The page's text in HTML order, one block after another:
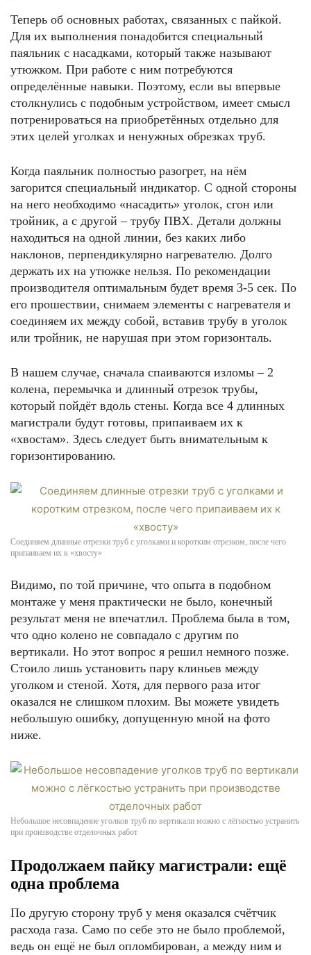
Теперь об основных работах, связанных с пайкой.
Для их выполнения понадобится специальный
паяльник с насадками, который также называют
утюжком. При работе с ним потребуются
определённые навыки. Поэтому, если вы впервые
столкнулись с подобным устройством, имеет смысл
потренироваться на приобретённых отдельно для
этих целей уголках и ненужных обрезках труб.
Когда паяльник полностью разогрет, на нём
загорится специальный индикатор. С одной стороны
на него необходимо «насадить» уголок, сгон или
тройник, а с другой – трубу ПВХ. Детали должны
находиться на одной линии, без каких либо
наклонов, перпендикулярно нагревателю. Долго
держать их на утюжке нельзя. По рекомендации
производителя оптимальным будет время 3-5 сек. По
его прошествии, снимаем элементы с нагревателя и
соединяем их между собой, вставив трубу в уголок
или тройник, не нарушая при этом горизонталь.
В нашем случае, сначала спаиваются изломы – 2
колена, перемычка и длинный отрезок трубы,
который пойдёт вдоль стены. Когда все 4 длинных
магистрали будут готовы, припаиваем их к
«хвостам». Здесь следует быть внимательным к
горизонтированию.
Соединяем длинные отрезки труб с уголками и коротким отрезком, после чего
припаиваем их к «хвосту»
Видимо, по той причине, что опыта в подобном
монтаже у меня практически не было, конечный
результат меня не впечатлил. Проблема была в том,
что одно колено не совпадало с другим по
вертикали. Но этот вопрос я решил немного позже.
Стоило лишь установить пару клиньев между
уголком и стеной. Хотя, для первого раза итог
оказался не слишком плохим. Вы можете увидеть
небольшую ошибку, допущенную мной на фото
ниже.
Небольшое несовпадение уголков труб по вертикали можно с лёгкостью устранить
при производстве отделочных работ
Продолжаем пайку магистрали: ещё
одна проблема
По другую сторону труб у меня оказался счётчик
расхода газа. Само по себе это не было проблемой,
ведь он ещё не был опломбирован, а между ним и